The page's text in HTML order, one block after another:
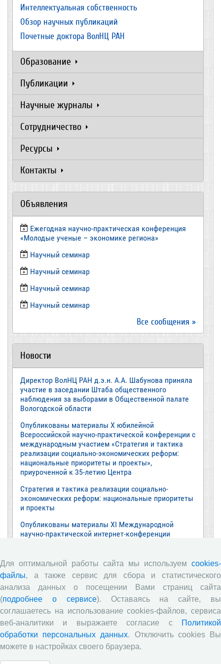
Интеллектуальная собственность
Обзор научных публикаций
Почетные доктора ВолНЦ РАН
Образование
Публикации
Научные журналы
Сотрудничество
Ресурсы
Контакты
Объявления
Ежегодная научно-практическая конференция
«Молодые ученые – экономике региона»
​Научный семинар
​Научный семинар
Научный семинар
​Научный семинар
Все сообщения »
Новости
Директор ВолНЦ РАН д.э.н. А.А. Шабунова приняла
участие в заседании Штаба общественного
наблюдения за выборами в Общественной палате
Вологодской области
Опубликованы материалы X юбилейной
Всероссийской научно-практической конференции с
международным участием «Стратегия и тактика
реализации социально-экономических реформ:
национальные приоритеты и проекты»,
приуроченной к 35-летию Центра
Стратегия и тактика реализации социально-
экономических реформ: национальные приоритеты
и проекты
Опубликованы материалы XI Международной
научно-практической интернет-конференции
Глобальные вызовы и региональное развитие в
зеркале социологических измерений
Все сообщения »
Обзор научных публикаций
Е.В. Лукин: обзор заметки «Вологодчина
Для оптимальной работы сайта мы используем cookies-
файлы, а также сервис для сбора и статистического
анализа данных о посещении Вами страниц сайта
(подробнее о сервисе). Оставаясь на сайте, вы
соглашаетесь на использование cookies-файлов, сервиса
веб-аналитики и выражаете согласие с
Политикой
обработки персональных данных. Отключить cookies Вы
можете в настройках своего браузера.